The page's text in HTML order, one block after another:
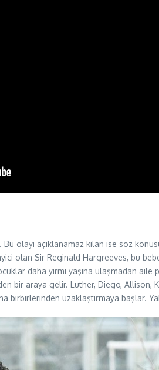
Bu olayı açıklanamaz kılan ise söz
olan Sir Reginald Hargreeves, bu
daha yirmi yaşına ulaşmadan
bir araya gelir. Luther, Diego, Allison,
birbirlerinden uzaklaştırmaya başlar.